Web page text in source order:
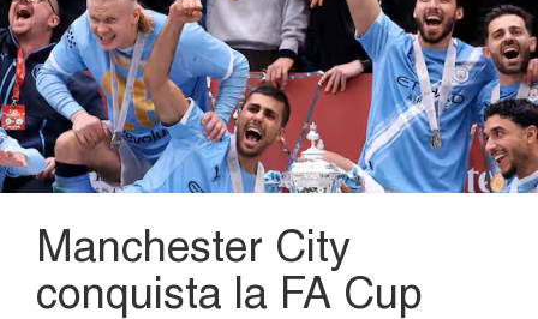
Manchester City
conquista la FA Cup